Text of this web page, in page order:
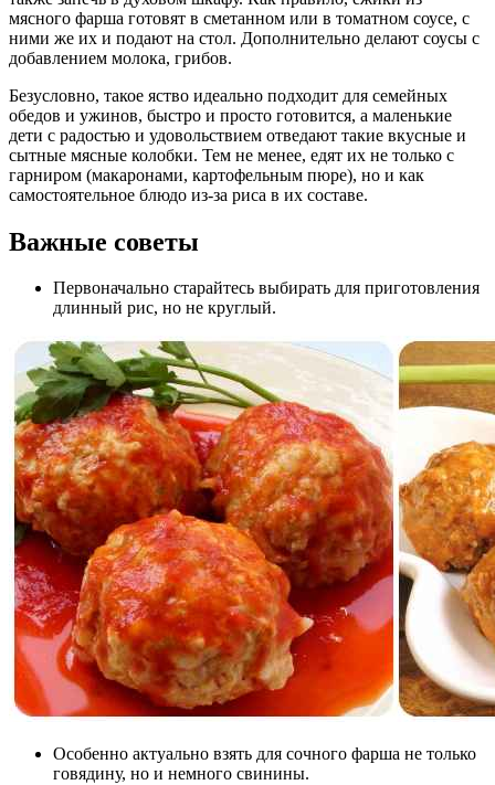
мясного фарша готовят в сметанном или в томатном соусе, с
ними же их и подают на стол. Дополнительно делают соусы с
добавлением молока, грибов.
Безусловно, такое яство идеально подходит для семейных
обедов и ужинов, быстро и просто готовится, а маленькие
дети с радостью и удовольствием отведают такие вкусные и
сытные мясные колобки. Тем не менее, едят их не только с
гарниром (макаронами, картофельным пюре), но и как
самостоятельное блюдо из-за риса в их составе.
Важные советы
Первоначально старайтесь выбирать для приготовления
длинный рис, но не круглый.
Особенно актуально взять для сочного фарша не только
говядину, но и немного свинины.